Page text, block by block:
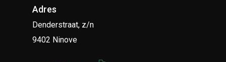
Adres
Denderstraat, z/n
9402 Ninove